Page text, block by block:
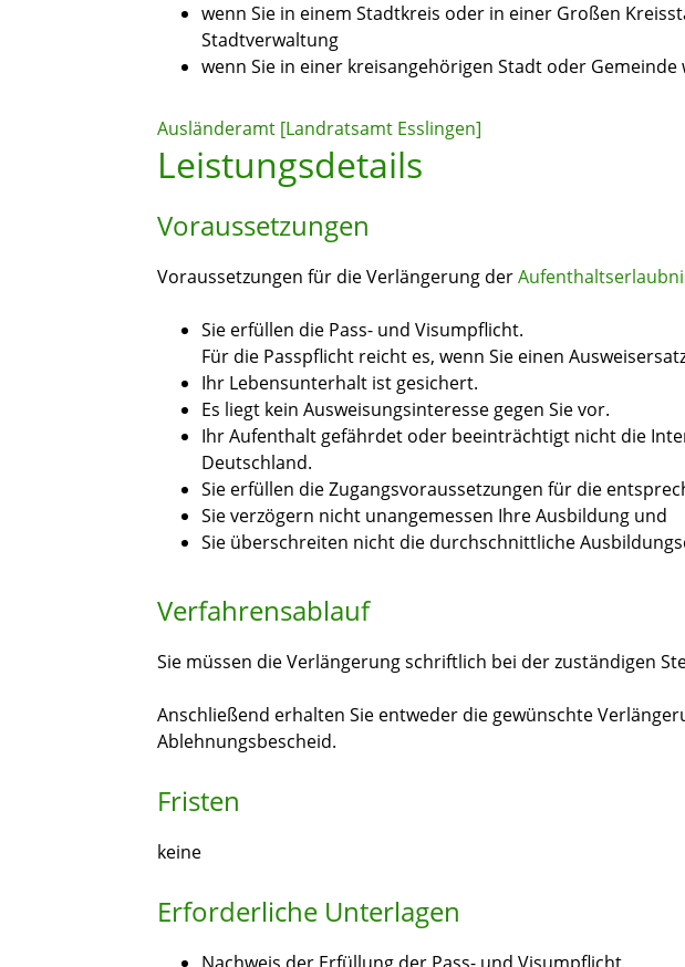
wenn Sie in einem Stadtkreis oder in einer Großen
Stadtverwaltung
wenn Sie in einer kreisangehörigen Stadt oder
Ausländeramt [Landratsamt Esslingen]
Leistungsdetails
Voraussetzungen
Voraussetzungen für die Verlängerung der
Sie erfüllen die Pass- und Visumpflicht.
Für die Passpflicht reicht es, wenn Sie einen
Ihr Lebensunterhalt ist gesichert.
Es liegt kein Ausweisungsinteresse gegen Sie vor.
Ihr Aufenthalt gefährdet oder beeinträchtigt nicht die
Deutschland.
Sie erfüllen die Zugangsvoraussetzungen für die
Sie verzögern nicht unangemessen Ihre Ausbildung und
Sie überschreiten nicht die durchschnittliche
Verfahrensablauf
Sie müssen die Verlängerung schriftlich bei der zuständigen
Anschließend erhalten Sie entweder die gewünschte
Ablehnungsbescheid.
Fristen
keine
Erforderliche Unterlagen